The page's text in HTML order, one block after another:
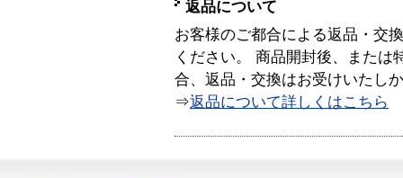
返品について
お客様のご都合による返品・交
ください。 商品開封後、または
合、返品・交換はお受けいたし
⇒返品について詳しくはこちら